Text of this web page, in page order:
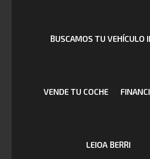
BUSCAMOS TU VEHÍCULO
VENDE TU COCHE
LEIOA BERRI